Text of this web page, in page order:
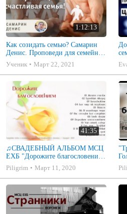
1:12:13
Как созидать семью? Самарин
Денис. Проповеди для семейных
МСЦ ЕХБ
Ученик Март 22, 2021
41:35
♫СВАДЕБНЫЙ АЛЬБОМ МСЦ
ЕХБ "Дорожите благословением
- Христианские песни.
Музыкальный диск. Псалмы
Piligrim Март 11, 2020